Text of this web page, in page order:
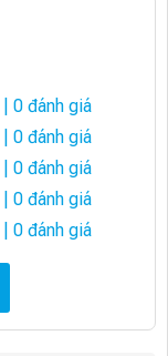
| 0 đánh giá
| 0 đánh giá
| 0 đánh giá
| 0 đánh giá
| 0 đánh giá